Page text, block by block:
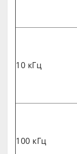
10 кГц
100 кГц